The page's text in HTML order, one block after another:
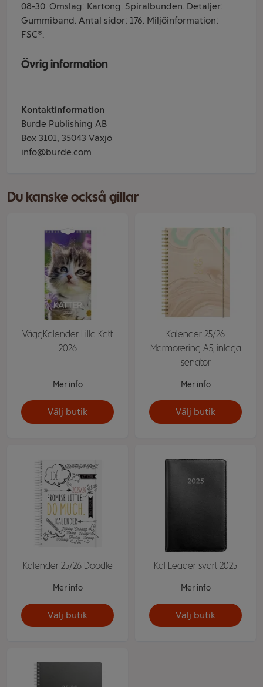
08-30. Omslag: Kartong. Spiralbunden. Detaljer:
Gummiband. Antal sidor: 176. Miljöinformation:
FSC®.
Övrig information
Kontaktinformation
Burde Publishing AB
Box 3101, 35043 Växjö
info@burde.com
Du kanske också gillar
VäggKalender Lilla Katt
2026
Mer info
Välj butik
Kalender 25/26
Marmorering A5, inlaga
senator
Mer info
Välj butik
Kalender 25/26 Doodle
Mer info
Välj butik
Kal Leader svart 2025
Mer info
Välj butik